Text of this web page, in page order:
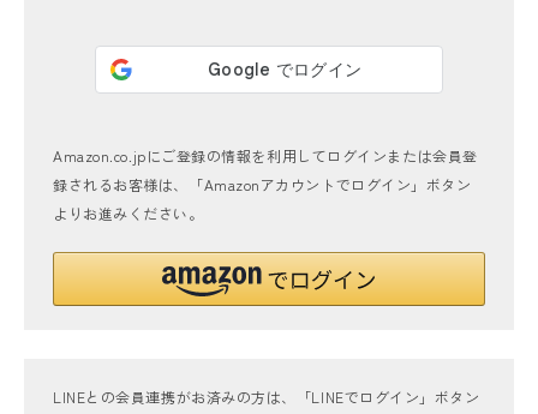
会員ステージ特典プログラムについて
Amazon.co.jpにご登録の情報を利用してログインまたは会員登
録されるお客様は、「Amazonアカウントでログイン」ボタン
よりお進みください。
LINEとの会員連携がお済みの方は、「LINEでログイン」ボタン